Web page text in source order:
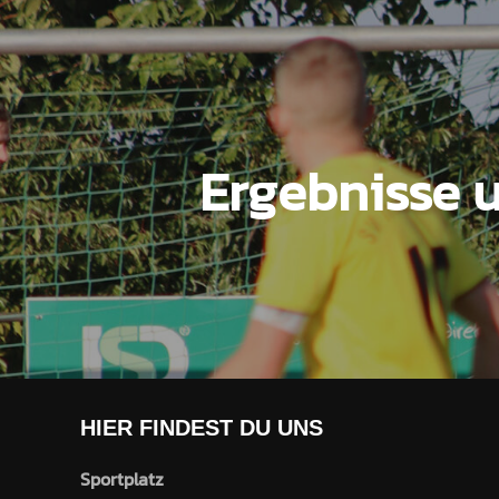
Ergebnisse
HIER FINDEST DU UNS
Sportplatz